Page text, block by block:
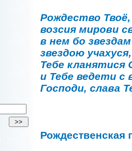
Рождество
возсия мирови
в нем бо
звездою учахуся,
Тебе кланятися
и Тебе ведети
Господи, слава
Рождественская